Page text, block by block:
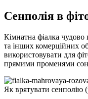
Сенполія в
Кімнатна фіалка чудово
та інших комерційних
використовувати для
прямими променями
Як врятувати сенполію